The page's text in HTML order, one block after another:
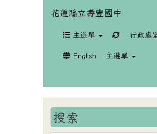
花蓮縣立壽豐國中
主選單 重新取得
行政處
English 主選單
搜索